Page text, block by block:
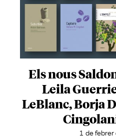
Els nous
Leila
LeBlanc, Borja
1 de